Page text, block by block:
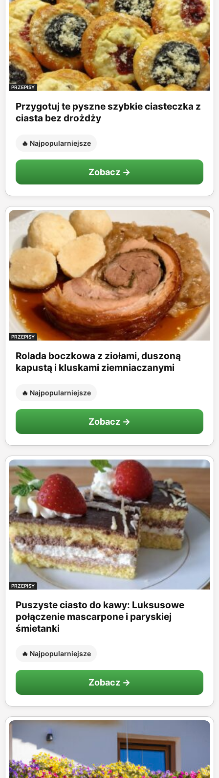
PRZEPISY
Przygotuj te pyszne szybkie ciasteczka z
ciasta bez drożdży
🔥 Najpopularniejsze
Zobacz →
PRZEPISY
Rolada boczkowa z ziołami, duszoną
kapustą i kluskami ziemniaczanymi
🔥 Najpopularniejsze
Zobacz →
PRZEPISY
Puszyste ciasto do kawy: Luksusowe
połączenie mascarpone i paryskiej
śmietanki
🔥 Najpopularniejsze
Zobacz →